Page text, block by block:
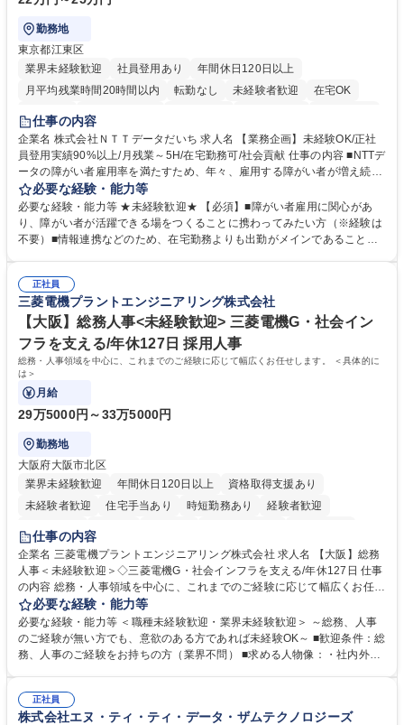
勤務地
東京都江東区
業界未経験歓迎
社員登用あり
年間休日120日以上
月平均残業時間20時間以内
転勤なし 未経験者歓迎
在宅OK
育休あり
完全週休2日制
仕事の内容
企業名 株式会社ＮＴＴデータだいち 求人名 【業務企画】未経験OK/正社
員登用実績90%以上/月残業～5H/在宅勤務可/社会貢献 仕事の内容 ■NTTデ
ータの障がい者雇用率を満たすため、年々、雇用する障がい者が増え続け
ています。中でも、完全在宅勤務の障がい者の増加数が多いため、その業
務を増やすお仕事を担っていただきます。 【詳細】■既存業務の拡大およ
び運用のサポート(オペレーション業務:申請書の作成代行等) ■新規事業・
サービスの企画立案および推進 障がい者の方にどんな仕事があると良いか
やスキルの把握 ■AI活用業務など、既存領域を超えた案件の開拓 ■NTTデ
ータグループの会社へ提案活動 募集職種 【業務企画】未経験OK/正社員登
用実績90%以上/月残業～5H/在宅勤務可/社会貢献
必要な経験・能力等
必要な経験・能力等 ★未経験歓迎★ 【必須】■障がい者雇用に関心があ
り、障がい者が活躍できる場をつくることに携わってみたい方（※経験は
不要）■情報連携などのため、在宅勤務よりも出勤がメインであることに
用】正社員登用を前提としておりますので、最短で1.5年～2年で正社員へ
の雇用切り替えとなります。過去の正社員登用率は90％です。 将来的に
は当社の中核となる管理職になって頂く事を期待しています。 正社員登用
に向け全力でサポートを行いますのでご安心ください。 学歴・資格 学
歴：大学院 大学 高専 短大 専修学校 高校 語学力： 資格：
正社員
三菱電機プラントエンジニアリング株式会社
【大阪】総務人事<未経験歓迎> 三菱電機G・社会イン
フラを支える/年休127日 採用人事
総務・人事領域を中心に、これまでのご経験に応じて幅広くお任せします。 ＜具体的に
は＞
月給
29万5000円～33万5000円
勤務地
大阪府大阪市北区
業界未経験歓迎
年間休日120日以上
資格取得支援あり
未経験者歓迎
住宅手当あり 時短勤務あり
経験者歓迎
退職金あり
駅近5分以内
土日祝休み 服装自由 寮・社宅あり 食事補助あり
仕事の内容
企業名 三菱電機プラントエンジニアリング株式会社 求人名 【大阪】総務
人事＜未経験歓迎＞◇三菱電機G・社会インフラを支える/年休127日 仕事
の内容 総務・人事領域を中心に、これまでのご経験に応じて幅広くお任せ
します。 ＜具体的には＞ ・総務/人事労務（給与・社保・勤怠管理など）
・採用・教育研修 ・福利厚生運用 など ※基本的には事務所勤務ですが、
採用や教育等の業務内容により、関西圏以外への日帰り・宿泊を伴う国内
出張もございます。 ※担当業務を持ちつつ、お互いに助け合いながら、総
必要な経験・能力等
必要な経験・能力等 ＜職種未経験歓迎・業界未経験歓迎＞ ～総務、人事
のご経験が無い方でも、意欲のある方であれば未経験OK～ ■歓迎条件：総
務、人事のご経験をお持ちの方（業界不問） ■求める人物像：・社内外の
正社員
株式会社エヌ・ティ・ティ・データ・ザムテクノロジーズ